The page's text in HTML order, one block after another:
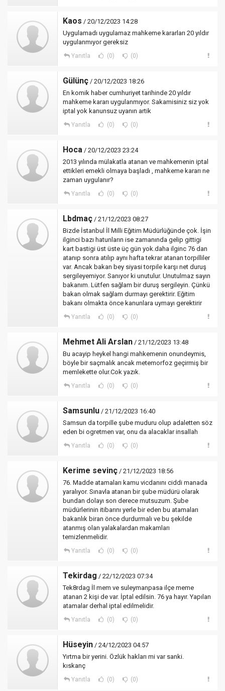
Kaos / 20/12/2023 14:28
Uygulamadı uygulamaz mahkeme kararları 20 yıldır
uygulanmıyor gereksiz
Yanıtla (0) (0)
Gülünç / 20/12/2023 18:26
En komik haber cumhuriyet tarihinde 20 yıldır
mahkeme kararı uygulanmıyor. Sakamisiniz siz yok
iptal yok kanunsuz uyanın artik
Yanıtla (0) (0)
Hoca / 20/12/2023 23:24
2013 yılında mülakatla atanan ve mahkemenin iptal
ettikleri emekli olmaya başladı , mahkeme kararı ne
zaman uygulanır?
Yanıtla (0) (0)
Lbdmaç / 21/12/2023 08:27
Bizde İstanbul İl Milli Eğitim Müdürlüğünde çok. İşin
ilginci bazı hatunların ise zamanında gelip gittigi
kart bastigi üst üste üç gün yok.daha ilginc 76 dan
atanıp sonra atılıp aynı hafta tekrar atanan torpilliler
var. Ancak bakan bey siyasi torpile karşı net duruş
sergileyemiyor. Sanıyor ki unutulur. Unutulmaz sayın
bakanım. Lütfen sağlam bir duruş sergileyin. Çünkü
bakan olmak sağlam durmayı gerektirir. Eğitim
bakanı olmakta önce kanunlara uymayı gerektirir
Yanıtla (0) (0)
Mehmet Ali Arslan / 21/12/2023 13:48
Bu acayip heykel hangi mahkemenin onundeymis,
böyle bir saçmalık ancak metemorfoz geçirmiş bir
memlekette olur.Cok yazık.
Yanıtla (0) (0)
Samsunlu / 21/12/2023 16:40
Samsun da torpille şube muduru olup adaletten söz
eden bi ogretmen var, onu da alacaklar insallah
Yanıtla (0) (0)
Kerime sevinç / 21/12/2023 18:56
76. Madde atamaları kamu vicdanını ciddi manada
yaralıyor. Sınavla atanan bir şube müdürü olarak
bundan dolayı son derece mutsuzum. Şube
müdürlerinin itibarını yerle bir eden bu atamaları
bakanlık biran önce durdurmalı ve bu şekilde
atanmış olan yalakalardan makamları
temizlenmelidir.
Yanıtla (0) (0)
Tekirdag / 22/12/2023 07:34
Tek8rdag İl mem ve suleymanpasa ilçe meme
atanan 2 kişi de var. İptal edilsin. 76 ya hayır. Yapılan
atamalar derhal iptal edilmelidir.
Yanıtla (0) (0)
Hüseyin / 24/12/2023 04:57
Yırtma bir yerini. Özlük hakları mi var sanki.
kıskanç
Yanıtla (0) (0)